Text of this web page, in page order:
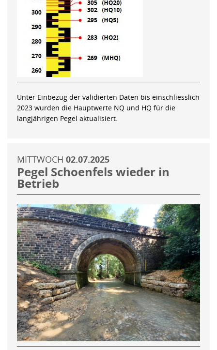
Unter Einbezug der validierten Daten bis einschliesslich
2023 wurden die Hauptwerte NQ und HQ für die
langjährigen Pegel aktualisiert.
MITTWOCH 02.07.2025
Pegel Schoenfels wieder in
Betrieb